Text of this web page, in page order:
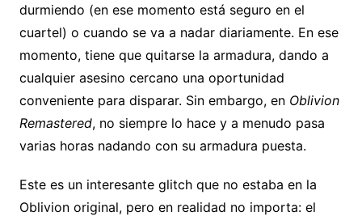
durmiendo (en ese momento está seguro en el
cuartel) o cuando se va a nadar diariamente. En ese
momento, tiene que quitarse la armadura, dando a
cualquier asesino cercano una oportunidad
conveniente para disparar. Sin embargo, en Oblivion
Remastered, no siempre lo hace y a menudo pasa
varias horas nadando con su armadura puesta.
Este es un interesante glitch que no estaba en la
Oblivion original, pero en realidad no importa: el